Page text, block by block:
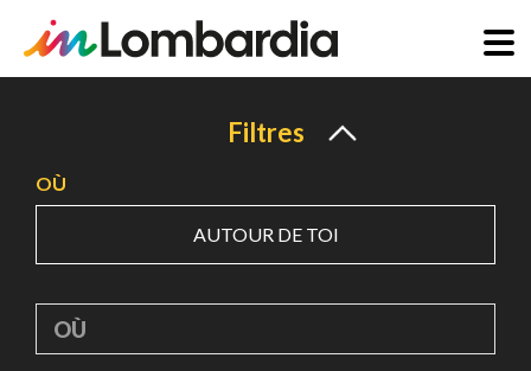
principal
Filtres
OÙ
AUTOUR DE TOI
OÙ